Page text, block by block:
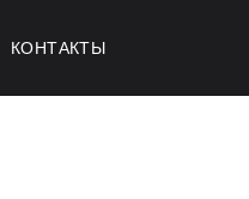
КОНТАКТЫ